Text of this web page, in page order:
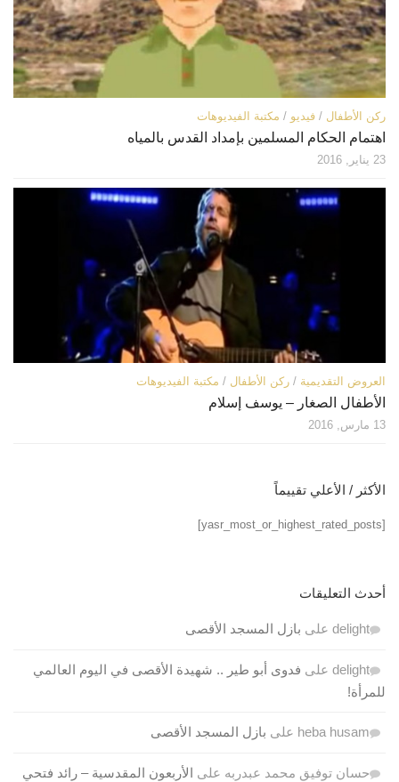
ركن الأطفال / فيديو / مكتبة الفيديوهات
اهتمام الحكام المسلمين بإمداد القدس بالمياه
23 يناير, 2016
العروض التقديمية / ركن الأطفال / مكتبة الفيديوهات
الأطفال الصغار – يوسف إسلام
13 مارس, 2016
الأكثر / الأعلي تقييماً
[yasr_most_or_highest_rated_posts]
أحدث التعليقات
delight على بازل المسجد الأقصى
delight على فدوى أبو طير .. شهيدة الأقصى في اليوم العالمي
للمرأة!
heba husam على بازل المسجد الأقصى
حسان توفيق محمد عبدربه على الأربعون المقدسية – رائد فتحي